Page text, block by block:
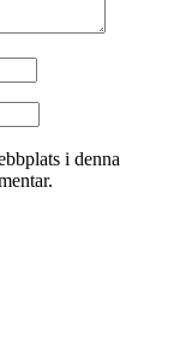
i denna